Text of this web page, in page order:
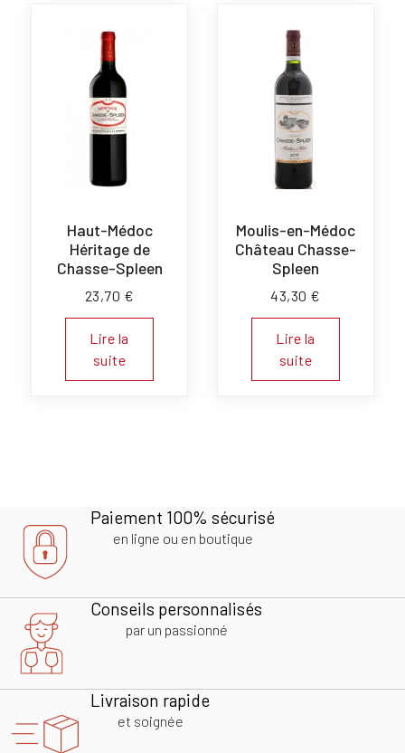
Haut-Médoc
Héritage de
Chasse-Spleen
23,70 €
Lire la
suite
Moulis-en-Médoc
Château Chasse-
Spleen
43,30 €
Lire la
suite
Paiement 100% sécurisé
en ligne ou en boutique
Conseils personnalisés
par un passionné
Livraison rapide
et soignée